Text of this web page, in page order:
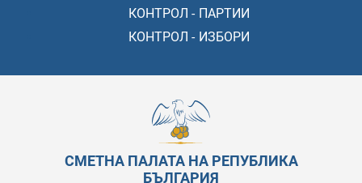
КОНТРОЛ - ПАРТИИ
КОНТРОЛ - ИЗБОРИ
СМЕТНА ПАЛАТА НА РЕПУБЛИКА
БЪЛГАРИЯ